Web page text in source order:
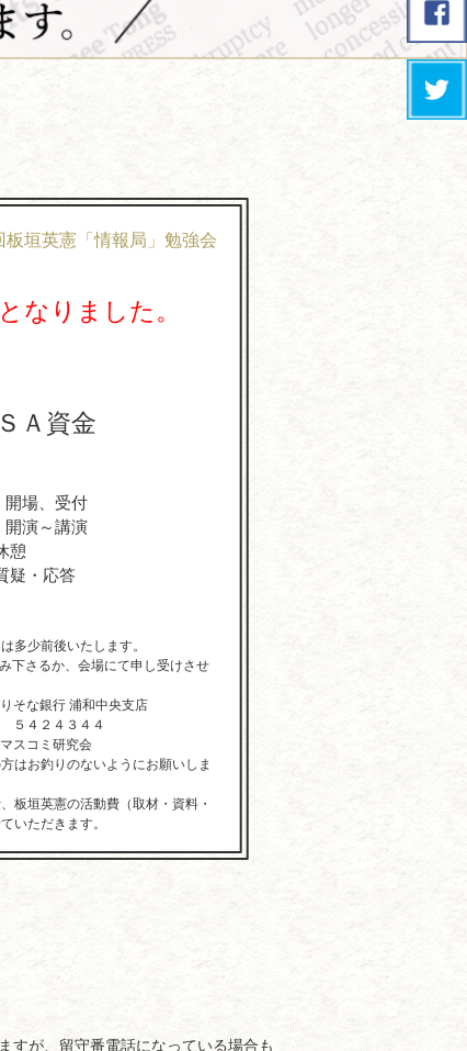
板垣英憲「情報局」勉強会
なりました。
Ａ資金
場、受付
演～講演
憩
疑・応答
多少前後いたします。
下さるか、会場にて申し受けさせ
そな銀行 浦和中央支店
５４２４３４４
スコミ研究会
はお釣りのないようにお願いしま
板垣英憲の活動費（取材・資料・
いただきます。
すが、留守番電話になっている場合も